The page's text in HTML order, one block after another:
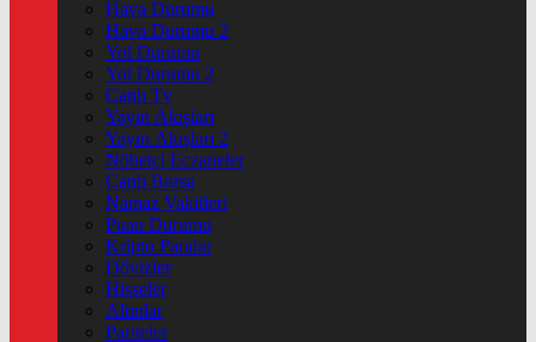
Hava Durumu
Hava Durumu 2
Yol Durumu
Yol Durumu 2
Canlı Tv
Yayın Akışları
Yayın Akışları 2
Nöbetçi Eczaneler
Canlı Borsa
Namaz Vakitleri
Puan Durumu
Kripto Paralar
Dövizler
Hisseler
Altınlar
Pariteler